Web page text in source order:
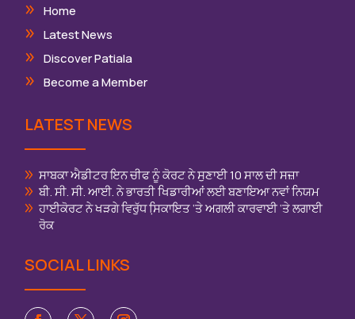
Home
Latest News
Discover Patiala
Become a Member
LATEST NEWS
ਸਾਬਕਾ ਐਡੀਟਰ ਇਨ ਚੀਫ ਨੂੰ ਕੋਰਟ ਨੇ ਸੁਣਾਈ 10 ਸਾਲ ਦੀ ਸਜ਼ਾ
ਬੀ. ਸੀ. ਸੀ. ਆਈ. ਨੇ ਭਾਰਤੀ ਖਿਡਾਰੀਆਂ ਲਈ ਬਣਾਇਆ ਨਵਾਂ ਨਿਯਮ
ਹਾਈਕੋਰਟ ਨੇ ਖੜਗੇ ਵਿਰੁੱਧ ਸਿ਼ਕਾਇਤ ‘ਤੇ ਅਗਲੀ ਕਾਰਵਾਈ ‘ਤੇ ਲਗਾਈ
ਰੋਕ
SOCIAL LINKS